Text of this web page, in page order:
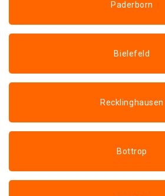
Paderborn
Bielefeld
Recklinghausen
Bottrop